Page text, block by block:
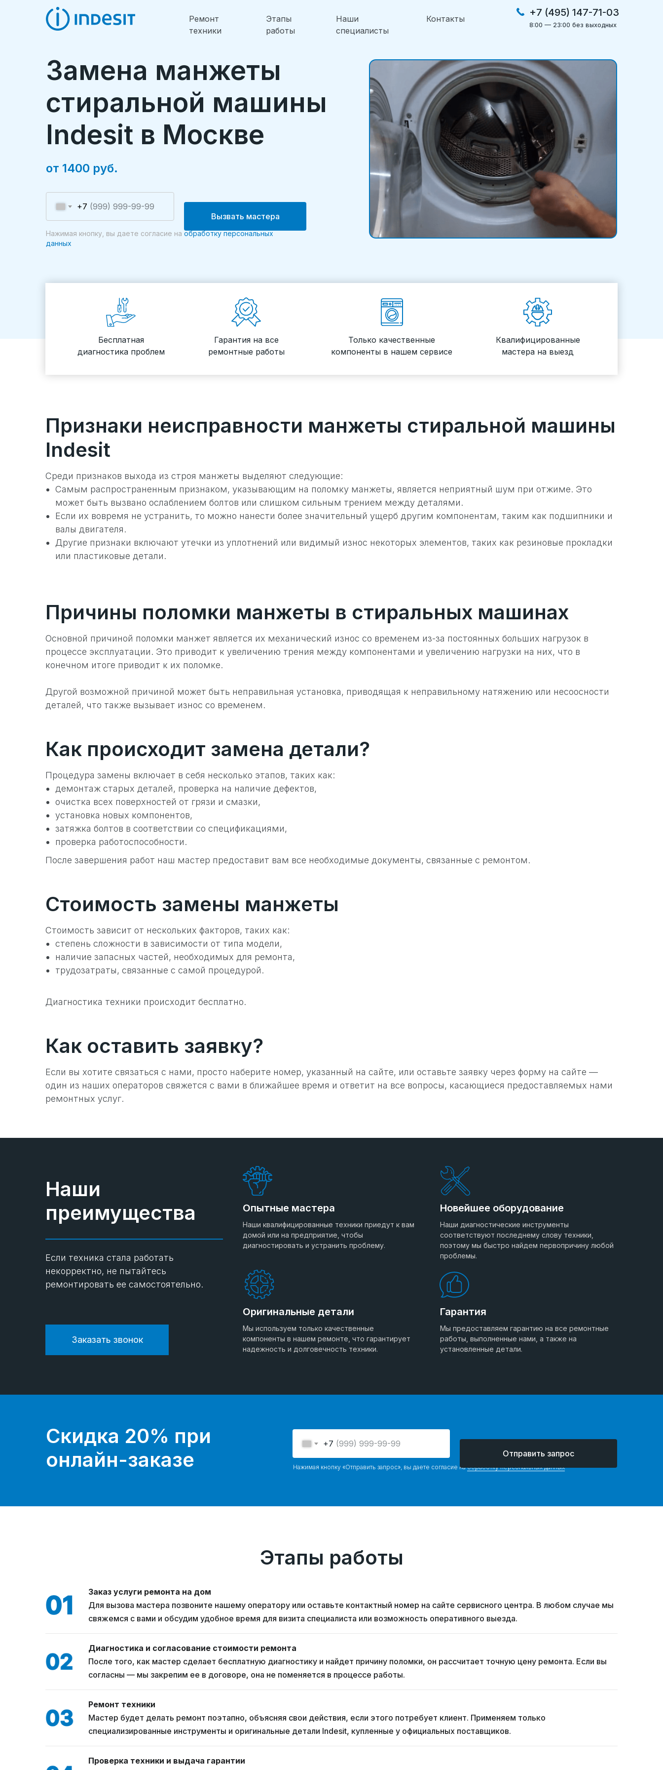
+7 (495) 147-71-03
8:00 — 23:00 без выходных
Ремонт
техники
Этапы
работы
Наши
специалисты
Контакты
+7
Вызвать мастера
от 1400 руб.
Замена манжеты
стиральной машины
Indesit в Москве
Нажимая кнопку, вы даете согласие на обработку персональных
данных
Бесплатная
диагностика проблем
Гарантия на все
ремонтные работы
Только качественные
компоненты в нашем сервисе
Квалифицированные
мастера на выезд
Признаки неисправности манжеты стиральной машины
Indesit
Среди признаков выхода из строя манжеты выделяют следующие:
Самым распространенным признаком, указывающим на поломку манжеты, является неприятный шум при отжиме. Это
может быть вызвано ослаблением болтов или слишком сильным трением между деталями.
Если их вовремя не устранить, то можно нанести более значительный ущерб другим компонентам, таким как подшипники и
валы двигателя.
Другие признаки включают утечки из уплотнений или видимый износ некоторых элементов, таких как резиновые прокладки
или пластиковые детали.
Причины поломки манжеты в стиральных машинах
Основной причиной поломки манжет является их механический износ со временем из-за постоянных больших нагрузок в
процессе эксплуатации. Это приводит к увеличению трения между компонентами и увеличению нагрузки на них, что в
конечном итоге приводит к их поломке.
Другой возможной причиной может быть неправильная установка, приводящая к неправильному натяжению или несоосности
деталей, что также вызывает износ со временем.
Как происходит замена детали?
Процедура замены включает в себя несколько этапов, таких как:
демонтаж старых деталей, проверка на наличие дефектов,
очистка всех поверхностей от грязи и смазки,
установка новых компонентов,
затяжка болтов в соответствии со спецификациями,
проверка работоспособности.
После завершения работ наш мастер предоставит вам все необходимые документы, связанные с ремонтом.
Стоимость замены манжеты
Стоимость зависит от нескольких факторов, таких как:
степень сложности в зависимости от типа модели,
наличие запасных частей, необходимых для ремонта,
трудозатраты, связанные с самой процедурой.
Диагностика техники происходит бесплатно.
Как оставить заявку?
Если вы хотите связаться с нами, просто наберите номер, указанный на сайте, или оставьте заявку через форму на сайте —
один из наших операторов свяжется с вами в ближайшее время и ответит на все вопросы, касающиеся предоставляемых нами
ремонтных услуг.
Опытные мастера
Наши квалифицированные техники приедут к вам
домой или на предприятие, чтобы
диагностировать и устранить проблему.
Новейшее оборудование
Наши диагностические инструменты
соответствуют последнему слову техники,
поэтому мы быстро найдем первопричину любой
проблемы.
Оригинальные детали
Мы используем только качественные
компоненты в нашем ремонте, что гарантирует
надежность и долговечность техники.
Гарантия
Мы предоставляем гарантию на все ремонтные
работы, выполненные нами, а также на
установленные детали.
Если техника стала работать
некорректно, не пытайтесь
ремонтировать ее самостоятельно.
Наши
преимущества
Заказать звонок
Скидка 20% при
онлайн-заказе
Нажимая кнопку «Отправить запрос», вы даете согласие наобработку персональных данных
+7
Отправить запрос
Этапы работы
Проверка техники и выдача гарантии
Ремонт техники
Мастер будет делать ремонт поэтапно, объясняя свои действия, если этого потребует клиент. Применяем только
специализированные инструменты и оригинальные детали Indesit, купленные у официальных поставщиков.
Диагностика и согласование стоимости ремонта
После того, как мастер сделает бесплатную диагностику и найдет причину поломки, он рассчитает точную цену ремонта. Если вы
согласны — мы закрепим ее в договоре, она не поменяется в процессе работы.
Заказ услуги ремонта на дом
Для вызова мастера позвоните нашему оператору или оставьте контактный номер на сайте сервисного центра. В любом случае мы
свяжемся с вами и обсудим удобное время для визита специалиста или возможность оперативного выезда.